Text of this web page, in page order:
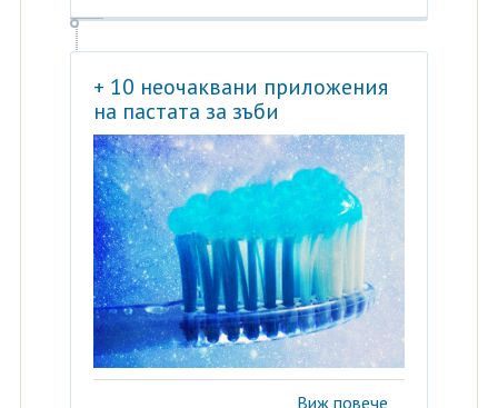
+ 10 неочаквани приложения
на пастата за зъби
Виж повече